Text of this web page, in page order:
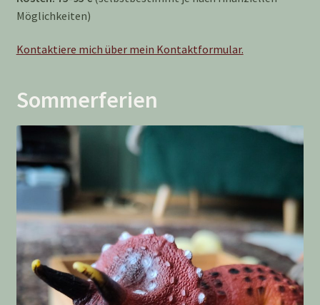
Möglichkeiten)
Kontaktiere mich über mein Kontaktformular.
Sommerferien